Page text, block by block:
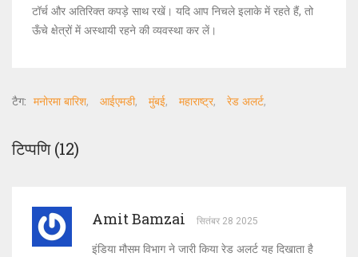
टॉर्च और अतिरिक्त कपड़े साथ रखें। यदि आप निचले इलाके में रहते हैं, तो
ऊँचे क्षेत्रों में अस्थायी रहने की व्यवस्था कर लें।
टैग: मनोरमा बारिश आईएमडी मुंबई महाराष्ट्र रेड अलर्ट
टिप्पणि (12)
Amit Bamzai सितंबर 28 2025
इंडिया मौसम विभाग ने जारी किया रेड अलर्ट यह दिखाता है